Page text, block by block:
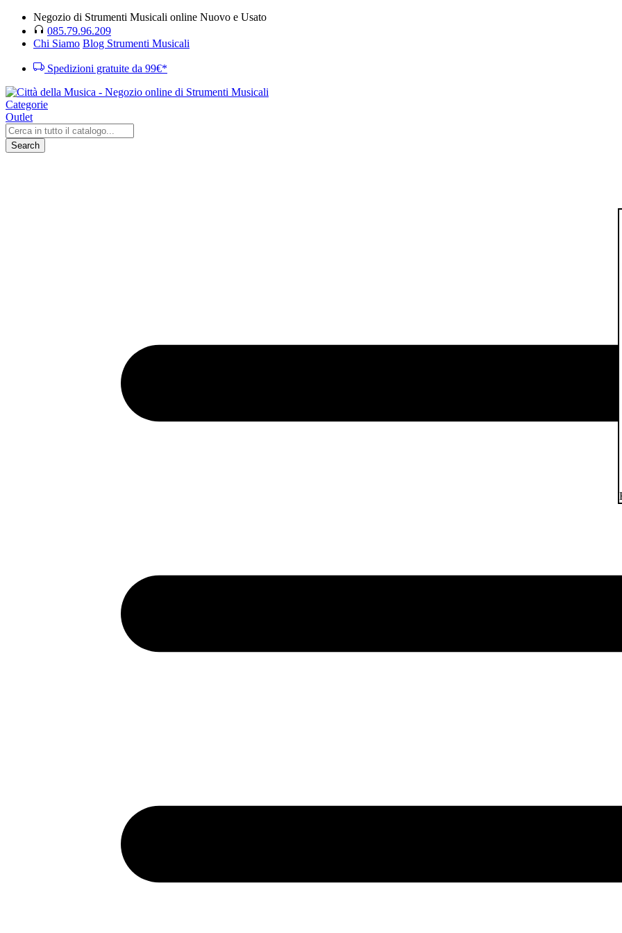
Negozio di Strumenti Musicali online Nuovo e Usato
085.79.96.209
Chi Siamo Blog Strumenti Musicali
Spedizioni gratuite da 99€*
Categorie
Outlet
Search